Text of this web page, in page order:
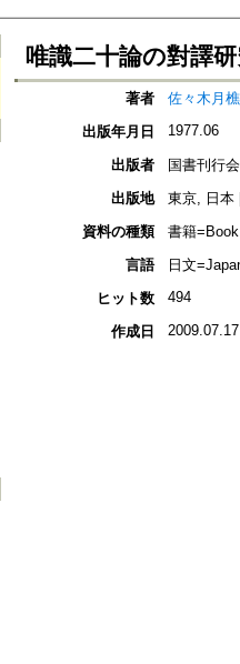
唯識二十論の對譯
著者
佐々木月樵
出版年月日
1977.06
出版者
国書刊行会
出版地
東京, 日本
資料の種類
書籍=Book
言語
日文
ヒット数
494
作成日 2009.07.17